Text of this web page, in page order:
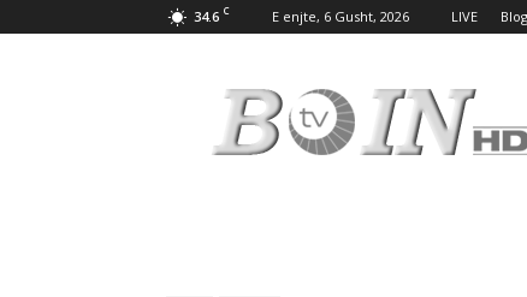
34.6 C E enjte, 6 Gusht, 2026 LIVE Blog
Boin